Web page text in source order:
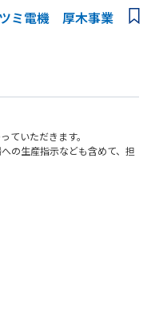
ミ電機 厚木事業
ていただきます。
の生産指示なども含めて、担
分析
析
生産指示
ベアミツミグループ全体の利
管理を行う生産管理部は必要